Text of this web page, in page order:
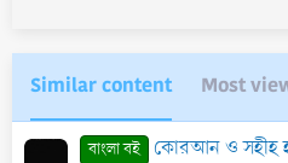
Similar content Most
বাংলা বই কোরআন ও সহীহ